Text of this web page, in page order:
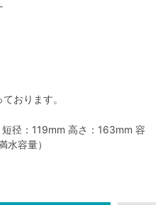
おります。
径：119mm 高さ：163mm 容
水容量）